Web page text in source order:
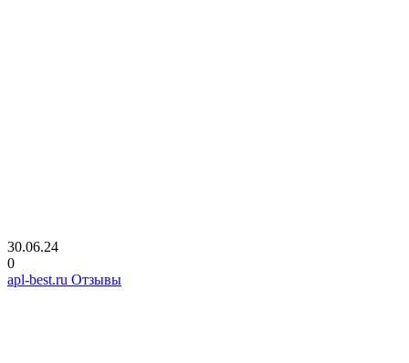
30.06.24
0
apl-best.ru Отзывы